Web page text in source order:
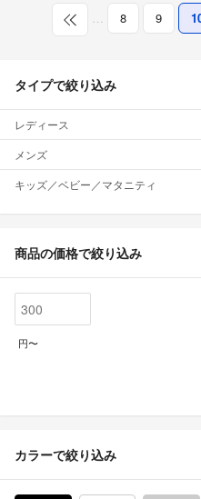
… 8 9
タイプで絞り込み
レディース
メンズ
キッズ／ベビー／マタニティ
商品の価格で絞り込み
円〜
カラーで絞り込み